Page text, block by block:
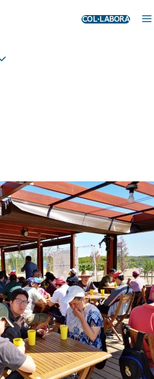
COL·LABORA
AL CRAM
fet una sortida conjunta al CRAM del
aquest matí al Prat de Llobregat.
un refresc.
per l’interior del CRAM (Centre de